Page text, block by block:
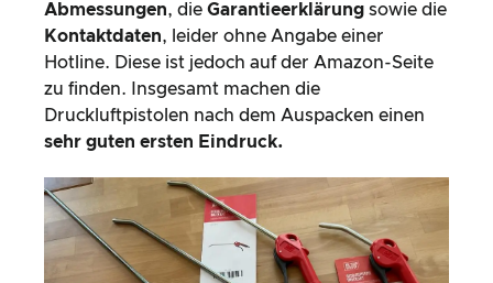
Abmessungen, die Garantieerklärung sowie die
Kontaktdaten, leider ohne Angabe einer
Hotline. Diese ist jedoch auf der Amazon-Seite
zu finden. Insgesamt machen die
Druckluftpistolen nach dem Auspacken einen
sehr guten ersten Eindruck.